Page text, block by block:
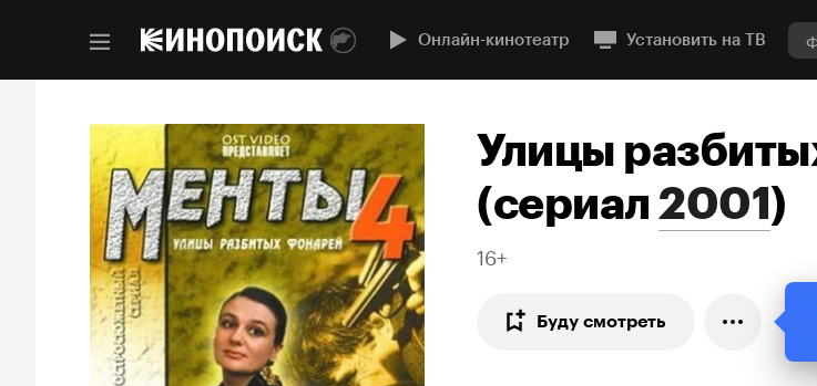
Онлайн-кинотеатр Установить на ТВ
Улицы
(сериал2001)
16+
Буду смотреть